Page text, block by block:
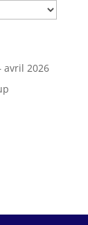
avril 2026